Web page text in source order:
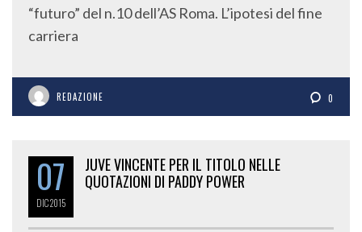
“futuro” del n.10 dell’AS Roma. L’ipotesi del fine
carriera
REDAZIONE 0
07
DIC2015
JUVE VINCENTE PER IL TITOLO NELLE
QUOTAZIONI DI PADDY POWER